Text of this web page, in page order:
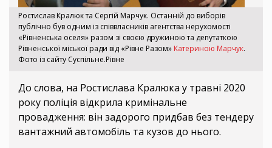
Ростислав Кралюк та Сергій Марчук. Останній до виборів
публічно був одним із співвласників агентства нерухомості
«Рівненська оселя» разом зі своєю дружиною та депутаткою
Рівненської міської ради від «Рівне Разом» Катериною Марчук.
Фото із сайту Суспільне.Рівне
До слова, на Ростислава Кралюка у травні 2020
року поліція відкрила кримінальне
провадження: він задорого придбав без тендеру
вантажний автомобіль та кузов до нього.